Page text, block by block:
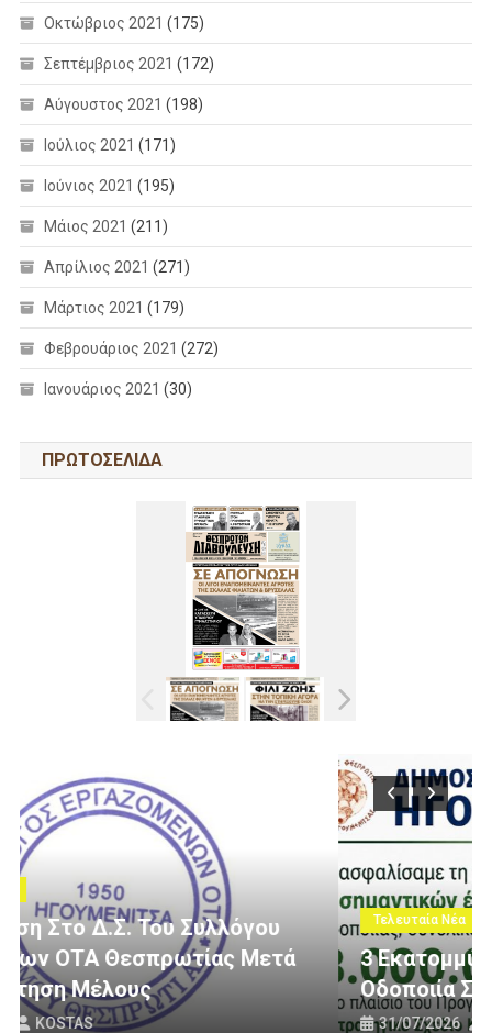
Οκτώβριος 2021 (175)
Σεπτέμβριος 2021 (172)
Αύγουστος 2021 (198)
Ιούλιος 2021 (171)
Ιούνιος 2021 (195)
Μάιος 2021 (211)
Απρίλιος 2021 (271)
Μάρτιος 2021 (179)
Φεβρουάριος 2021 (272)
Ιανουάριος 2021 (30)
ΠΡΩΤΟΣΕΛΙΔΑ
Τελευταία Νέα
3 Εκατομμύρια Ευρώ Για Αγροτική
Οδοποιία Στον Δήμο Ηγουμενίτσας
31/07/2026